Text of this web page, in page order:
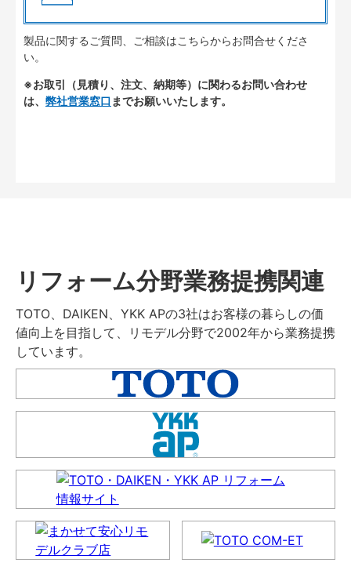
製品に関するご質問、ご相談はこちらからお問合せくださ
い。
※お取引（見積り、注文、納期等）に関わるお問い合わせ
は、 弊社営業窓口 までお願いいたします。
リフォーム分野業務提携関連
TOTO、DAIKEN、YKK APの3社はお客様の暮らしの価
値向上を目指して、リモデル分野で2002年から業務提携
しています。